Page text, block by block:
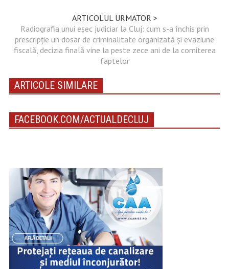
ARTICOLUL URMATOR >
Radiografia unui eșec judiciar la Cluj: cum s-a închis prin
prescripție un dosar de criminalitate organizată și evaziune
fiscală, decizia finală vine la peste zece ani de la comiterea
faptelor
ARTICOLE SIMILARE
FACEBOOK.COM/ACTUALDECLUJ